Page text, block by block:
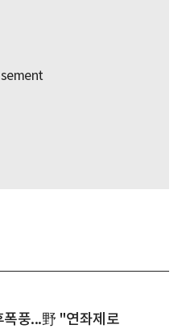
폭풍...野 "연좌제로